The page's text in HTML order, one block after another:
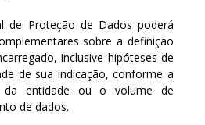
de Proteção de Dados poderá
sobre a definição
inclusive hipóteses de
de sua indicação, conforme a
entidade ou o volume de
de dados.